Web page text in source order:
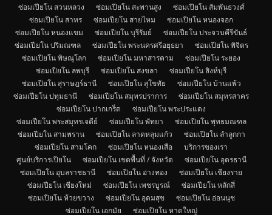
ซ่อมเปียโน สวนหลวง
ซ่อมเปียโน สะพานสูง
ซ่อมเปียโน สัมพันธวงศ์
ซ่อมเปียโน สาทร
ซ่อมเปียโน สายไหม
ซ่อมเปียโน หนองจอก
ซ่อมเปียโน หนองแขม
ซ่อมเปียโน บุรีรัมย์
ซ่อมเปียโน ประจวบคีรีขันธ์
ซ่อมเปียโน ปริมณฑล
ซ่อมเปียโน พระนครศรีอยุธยา
ซ่อมเปียโน พิจิตร
ซ่อมเปียโน พิษณุโลก
ซ่อมเปียโน มหาสารคาม
ซ่อมเปียโน ระยอง
ซ่อมเปียโน ลพบุรี
ซ่อมเปียโน สงขลา
ซ่อมเปียโน สิงห์บุรี
ซ่อมเปียโน สุราษฎร์ธานี
ซ่อมเปียโน สุโขทัย
ซ่อมเปียโน บ้านแพ้ว
ซ่อมเปียโน ปทุมธานี
ซ่อมเปียโน สมุทรปราการ
ซ่อมเปียโน สมุทรสาคร
ซ่อมเปียโน ปากเกร็ด
ซ่อมเปียโน พระประแดง
ซ่อมเปียโน พระสมุทรเจดีย์
ซ่อมเปียโน พัทยา
ซ่อมเปียโน พุทธมณฑล
ซ่อมเปียโน สามพราน
ซ่อมเปียโน ลาดหลุมแก้ว
ซ่อมเปียโน ลำลูกกา
ซ่อมเปียโน สามโคก
ซ่อมเปียโน หนองเสือ
บริการของเรา
ศูนย์บริการเปียโน
ซ่อมเปียโน เขตพื้นที่ / จังหวัด
ซ่อมเปียโน อุดรธานี
ซ่อมเปียโน อุบลราชธานี
ซ่อมเปียโน อ่างทอง
ซ่อมเปียโน เชียงราย
ซ่อมเปียโน เชียงใหม่
ซ่อมเปียโน เพชรบูรณ์
ซ่อมเปียโน หลักสี่
ซ่อมเปียโน ห้วยขวาง
ซ่อมเปียโน อุดมสุข
ซ่อมเปียโน อ่อนนุช
ซ่อมเปียโน เอกมัย
ซ่อมเปียโน หาดใหญ่